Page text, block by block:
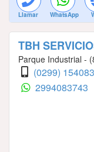
Llamar WhatsApp
TBH
Parque Industrial -
(0299)
2994083743